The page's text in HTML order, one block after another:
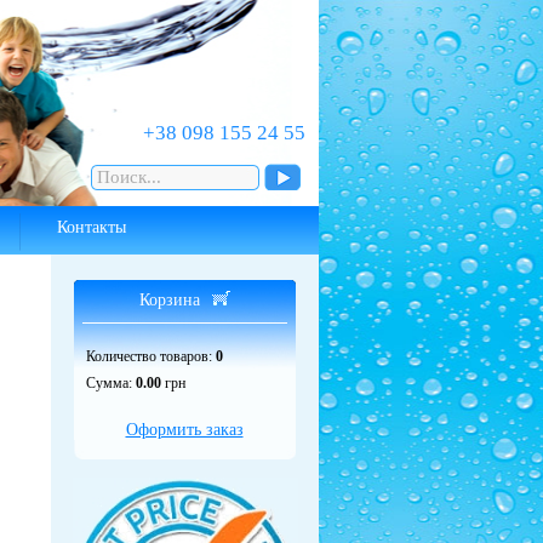
‎+38 098 155 24 55
Контакты
Корзина
Количество товаров: 0
Сумма: 0.00грн
Оформить заказ